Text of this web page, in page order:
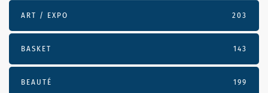
ART / EXPO 203
BASKET 143
BEAUTÉ 199